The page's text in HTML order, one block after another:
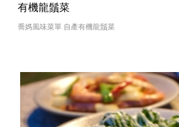
有機龍鬚菜
喬媽風味菜單 自產有機龍鬚菜